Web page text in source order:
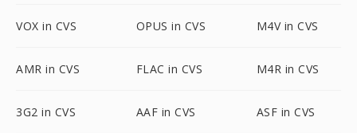
VOX in CVS OPUS in CVS M4V in CVS
AMR in CVS FLAC in CVS M4R in CVS
3G2 in CVS AAF in CVS ASF in CVS